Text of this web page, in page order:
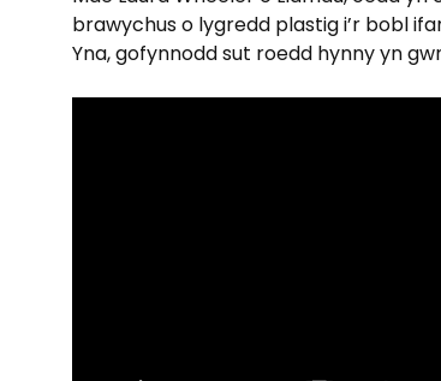
brawychus o lygredd plastig i’r bobl
Yna, gofynnodd sut roedd hynny yn